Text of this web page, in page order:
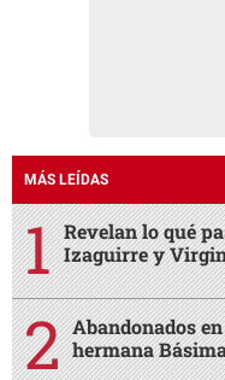
MÁS LEÍDAS
Revelan lo qué
Izaguirre y
Abandonados
hermana